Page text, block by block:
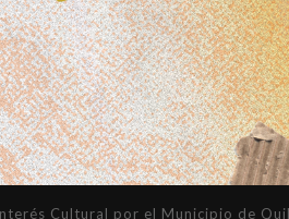
Interés Cultural por el Municipio de